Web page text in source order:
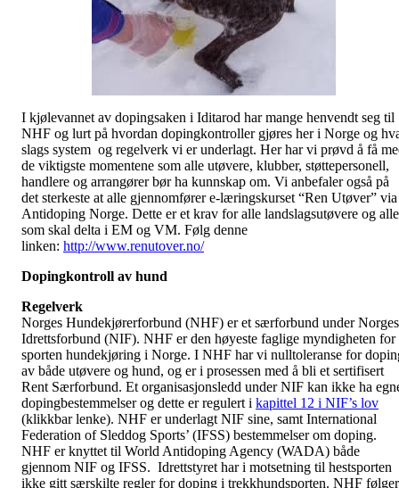
I kjølevannet av dopingsaken i Iditarod har mange henvendt seg til
NHF og lurt på hvordan dopingkontroller gjøres her i Norge og
slags system og regelverk vi er underlagt. Her har vi prøvd å få
de viktigste momentene som alle utøvere, klubber, støttepersonell,
handlere og arrangører bør ha kunnskap om. Vi anbefaler også på
det sterkeste at alle gjennomfører e-læringskurset “Ren Utøver” via
Antidoping Norge. Dette er et krav for alle landslagsutøvere og alle
som skal delta i EM og VM. Følg denne
linken: http://www.renutover.no/
Dopingkontroll av hund
Regelverk
Norges Hundekjørerforbund (NHF) er et særforbund under Norges
Idrettsforbund (NIF). NHF er den høyeste faglige myndigheten for
sporten hundekjøring i Norge. I NHF har vi nulltoleranse for
av både utøvere og hund, og er i prosessen med å bli et sertifisert
Rent Særforbund. Et organisasjonsledd under NIF kan ikke ha
dopingbestemmelser og dette er regulert i kapittel 12 i NIF’s lov
(klikkbar lenke). NHF er underlagt NIF sine, samt International
Federation of Sleddog Sports’ (IFSS) bestemmelser om doping.
NHF er knyttet til World Antidoping Agency (WADA) både
gjennom NIF og IFSS. Idrettstyret har i motsetning til hestsporten
ikke gitt særskilte regler for doping i trekkhundsporten. NHF følger